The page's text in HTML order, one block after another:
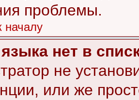
проблемы.
началу
нет в
не
или же